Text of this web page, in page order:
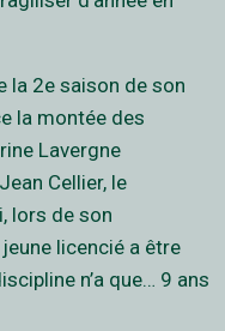
la 2e saison de son
la montée des
Lavergne
Cellier, le
lors de son
licencié a être
n’a que… 9 ans